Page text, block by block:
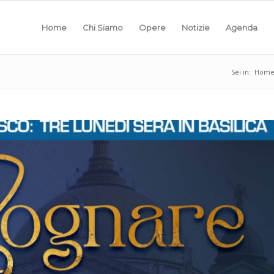
Home Chi Siamo Opere Notizie Agenda
Sei in: Home